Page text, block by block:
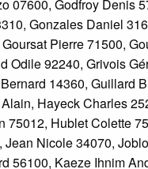
07600, Godfroy Denis
Gonzales Daniel
Pierre 71500,
Odile 92240, Grivois
14360, Guillard
Hayeck Charles
75012, Hublet Colette
Nicole 34070,
56100, Kaeze Ihnim